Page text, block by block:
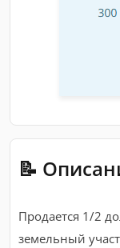
📝
Продается 1/2
земельный